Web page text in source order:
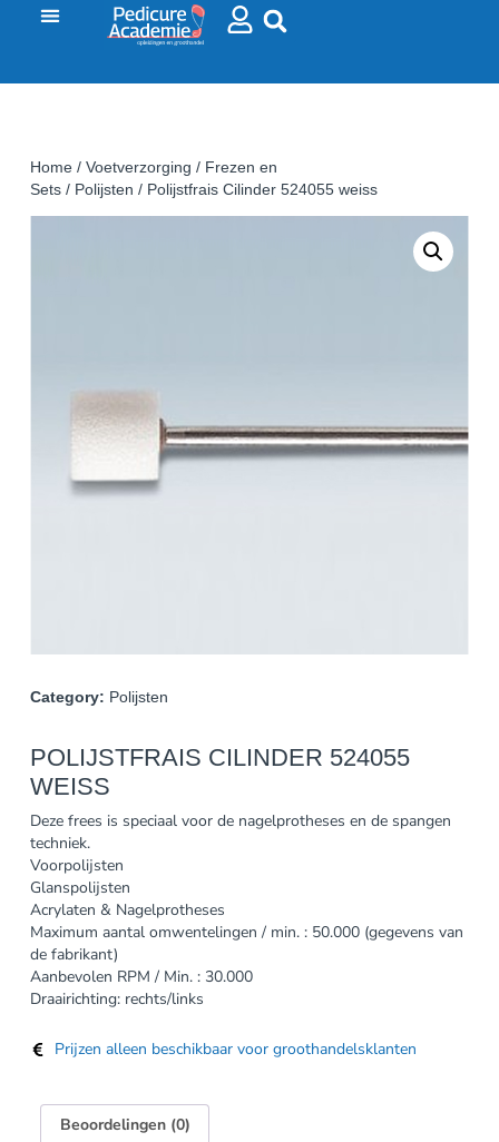
Home/ Voetverzorging / Frezen en
Sets/ Polijsten / Polijstfrais Cilinder 524055 weiss
Category: Polijsten
POLIJSTFRAIS CILINDER 524055
WEISS
Deze frees is speciaal voor de nagelprotheses en de spangen
techniek.
Voorpolijsten
Glanspolijsten
Acrylaten & Nagelprotheses
Maximum aantal omwentelingen / min. : 50.000 (gegevens van
de fabrikant)
Aanbevolen RPM / Min. : 30.000
Draairichting: rechts/links
Prijzen alleen beschikbaar voor groothandelsklanten
Beoordelingen (0)